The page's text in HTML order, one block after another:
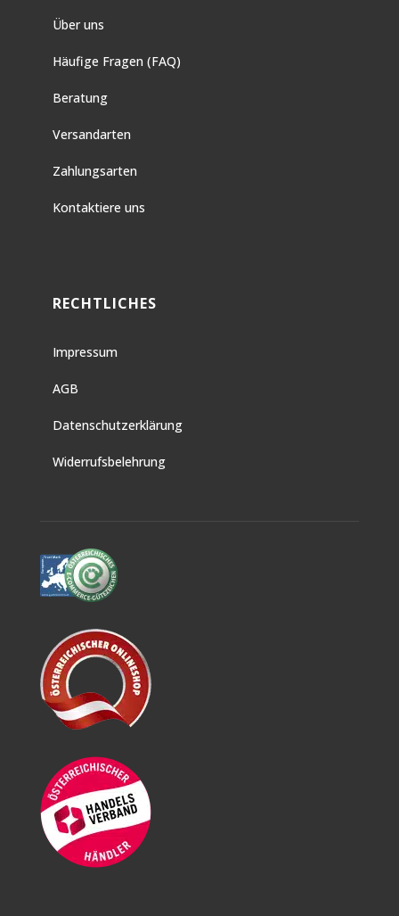
Über uns
Häufige Fragen (FAQ)
Beratung
Versandarten
Zahlungsarten
Kontaktiere uns
RECHTLICHES
Impressum
AGB
Datenschutzerklärung
Widerrufsbelehrung